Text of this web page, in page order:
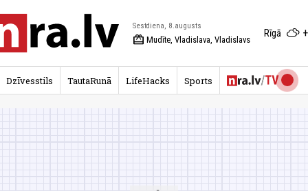
Sestdiena, 8.augusts
redeem Mudīte, Vladislava, Vladislavs
Rīgā
Dzīvesstils TautaRunā LifeHacks Sports